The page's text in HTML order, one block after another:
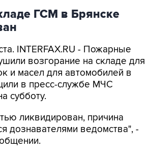
ГСМ в Брянске
INTERFAX.RU - Пожарные
возгорание на складе для
и масел для автомобилей в
в пресс-службе МЧС
субботу.
ликвидирован, причина
дознавателями ведомства", -